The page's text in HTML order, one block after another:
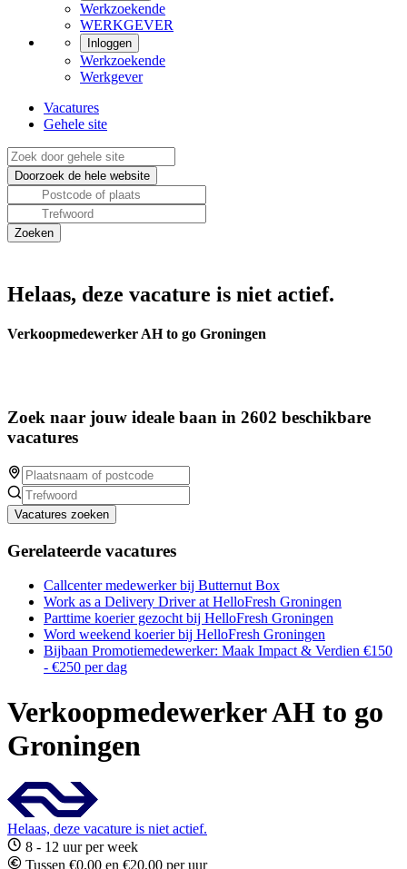
Werkzoekende
WERKGEVER
Inloggen
Werkzoekende
Werkgever
Vacatures
Gehele site
Helaas, deze vacature is niet actief.
Verkoopmedewerker AH to go Groningen
Zoek naar jouw ideale baan in 2602 beschikbare
vacatures
Vacatures zoeken
Gerelateerde vacatures
Callcenter medewerker bij Butternut Box
Work as a Delivery Driver at HelloFresh Groningen
Parttime koerier gezocht bij HelloFresh Groningen
Word weekend koerier bij HelloFresh Groningen
Bijbaan Promotiemedewerker: Maak Impact & Verdien €150
- €250 per dag
Verkoopmedewerker AH to go
Groningen
Helaas, deze vacature is niet actief.
8 - 12 uur per week
Tussen €0,00 en €20,00 per uur